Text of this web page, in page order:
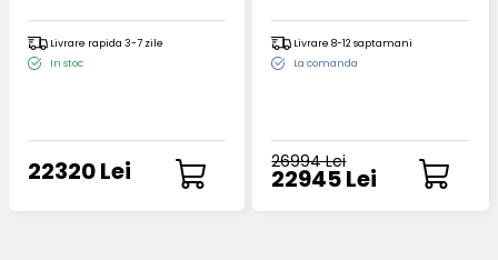
Livrare rapida 3-7 zile
In stoc
22320 Lei
Livrare 8-12 saptamani
La comanda
26994 Lei
22945 Lei